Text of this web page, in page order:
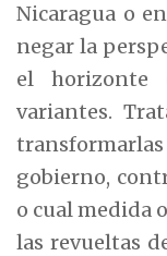
Nicaragua o
negar la
el horizonte
variantes.
gobierno,
o cual medida
las revueltas